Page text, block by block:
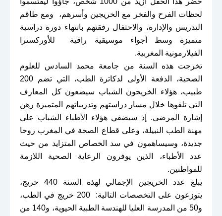
لحظات الفرح والفخر مع الخريجين وأسرهم، ومع طاقم
التدريس والإدارة، والاحتفال رفقتهم بانتهاء دورة دراسية
متميزة وسط أجواء موسيقية راقية للأوركسترا
الفيلارمونية المغربية.
تخرجت هذه السنة من جامعة محمد السادس للعلوم
الصحية، الدفعة الأولى لدكاترة الطب، التي تضم 200
طبيب، هؤلاء الخريجون الشباب سيضعون كل المعارف
التي تلقوها خلال مسار دراستهم وتدريباتهم المتميزة رهن
إشارة المرضى. إذ سيضفي هؤلاء الأطباء الشباب على
مهنة الطب النبيلة، وعلى قطاع الصحة في المغرب روحا
جديدة، وسيساهمون في سد الخصاص المتزايد من حيث
عدد الأطباء، الذين يوفرون الرعاية الصحية اللازمة
للمواطنين.
يبلغ عدد الخريجين الإجمالي لهذه السنة 440 خريج،
يتوزعون على التخصصات التالية: 200 خريج في الطب،
و50 من المدرسة العليا للهندسة الطبية الحيوية، و140 من